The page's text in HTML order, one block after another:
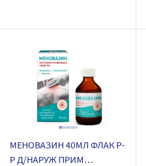
МЕНОВАЗИН 40МЛ ФЛАК Р-
Р Д/НАРУЖ ПРИМ